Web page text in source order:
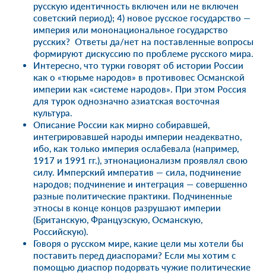
русскую идентичность включен или не включен
советский период); 4) новое русское государство —
империя или мононациональное государство
русских? Ответы да/нет на поставленные вопросы
формируют дискуссию по проблеме русского мира.
Интересно, что турки говорят об истории России
как о «тюрьме народов» в противовес Османской
империи как «системе народов». При этом Россия
для турок однозначно азиатская восточная
культура.
Описание России как мирно собиравшей,
интегрировавшей народы империи неадекватно,
ибо, как только империя ослабевала (например,
1917 и 1991 гг.), этнонационализм проявлял свою
силу. Имперский императив — сила, подчинение
народов; подчинение и интеграция — совершенно
разные политические практики. Подчиненные
этносы в конце концов разрушают империи
(Британскую, Французскую, Османскую,
Российскую).
Говоря о русском мире, какие цели мы хотели бы
поставить перед диаспорами? Если мы хотим с
помощью диаспор подорвать чужие политические